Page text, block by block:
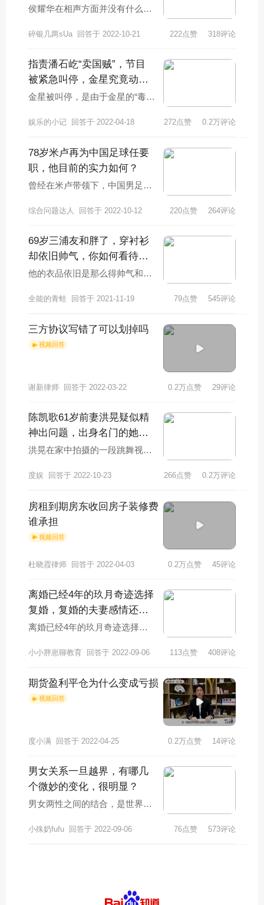
就？
侯耀华在相声方面并没有什么拿
在相声界无人敢惹，是因为他有
碎银几两sUa 回答于 2022-10-21 222点赞 318评论
指责潘石屹“卖国贼”，节目
被紧急叫停，金星究竟动了
谁的蛋糕？
金星被叫停，是由于金星的“毒
调侃参加节目的一些明星。为了
娱乐的小记 回答于 2022-04-18 272点赞 0.2万评论
78岁米卢再为中国足球任要
职，他目前的实力如何？
曾经在米卢带领下，中国男足已
第四名。当然了从成绩上来说，
综合问题达人 回答于 2022-10-12 220点赞 264评论
69岁三浦友和胖了，穿衬衫
却依旧帅气，你如何看待他
的衣品？
他的衣品依旧是那么得帅气和完
下他的穿搭技巧和风格，确实不
全能的青蛙 回答于 2021-11-19 79点赞 545评论
三方协议写错了可以划掉吗
视频回答
谢新律师 回答于 2022-03-22 0.2万点赞 29评论
陈凯歌61岁前妻洪晃疑似精
神出问题，出身名门的她是
在做自己还是真疯了？
洪晃在家中拍摄的一段跳舞视频
神出了问题。61岁的洪晃穿着一
度娱 回答于 2022-10-23 266点赞 0.2万评论
房租到期房东收回房子装修费
谁承担
视频回答
杜晓霞律师 回答于 2022-04-03 0.2万点赞 45评论
离婚已经4年的玖月奇迹选择
复婚，复婚的夫妻感情还能
恢复到以前吗？
离婚已经4年的玖月奇迹选择复
情。现代社会的离婚率相比之前
小小胖崽聊教育 回答于 2022-09-06 113点赞 408评论
期货盈利平仓为什么变成亏损
视频回答
度小满 回答于 2022-04-25 0.2万点赞 14评论
男女关系一旦越界，有哪几
个微妙的变化，很明显？
男女两性之间的结合，是世界上
眼中，最幸福的结合。毕竟“男女
小殊奶fufu 回答于 2022-09-06 76点赞 573评论